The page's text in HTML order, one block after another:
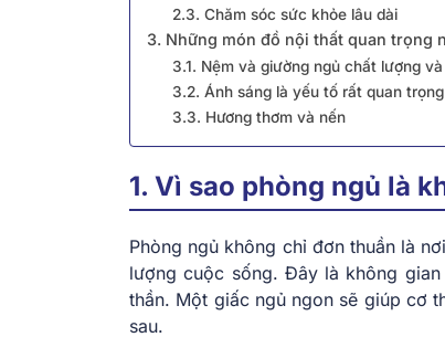
2.3. Chăm sóc sức khỏe lâu dài
3. Những món đồ nội thất quan trọng
3.1. Nệm và giường ngủ chất lượng
3.2. Ánh sáng là yếu tố rất quan trọng
3.3. Hương thơm và nến
1. Vì sao phòng ngủ là
Phòng ngủ không chỉ đơn thuần là
lượng cuộc sống. Đây là không
thần. Một giấc ngủ ngon sẽ giúp cơ
sau.